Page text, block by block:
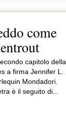
come
capitolo della
a firma Jennifer L.
Mondadori.
è il seguito di...